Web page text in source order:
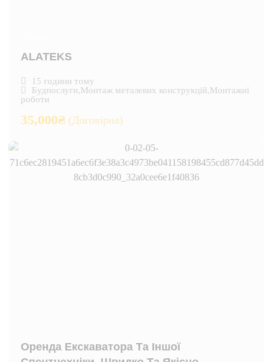
ALATEKS
15 години тому
Будпослуги,Монтаж металевих конструкцій,Монтажні
роботи
35,000₴ (Договірна)
Оренда Екскаватора Та Іншої